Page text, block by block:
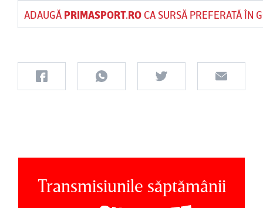
ADAUGĂ PRIMASPORT.ROCA SURSĂ PREFERATĂ ÎN
Transmisiunile săptămânii